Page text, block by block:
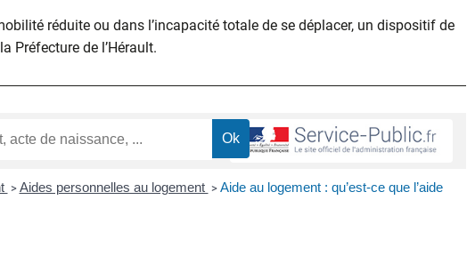
réduite ou dans l’incapacité totale de se déplacer, un dispositif de
Préfecture de l’Hérault.
> Aides personnelles au logement > Aide au logement : qu’est-ce que l’aide